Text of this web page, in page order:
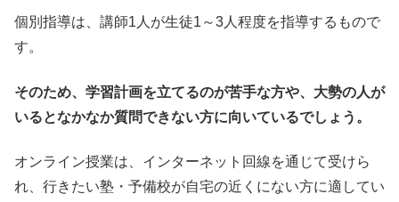
個別指導は、講師1人が生徒1～3人程度を指導するもので
す。
そのため、学習計画を立てるのが苦手な方や、大勢の人が
いるとなかなか質問できない方に向いているでしょう。
オンライン授業は、インターネット回線を通じて受けら
れ、行きたい塾・予備校が自宅の近くにない方に適してい